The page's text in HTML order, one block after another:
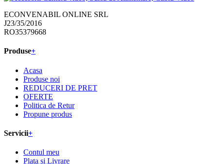
ECONVENABIL ONLINE SRL
J23/35/2016
Acasa
Produse noi
REDUCERI DE PRET
OFERTE
Politica de Retur
Contul meu